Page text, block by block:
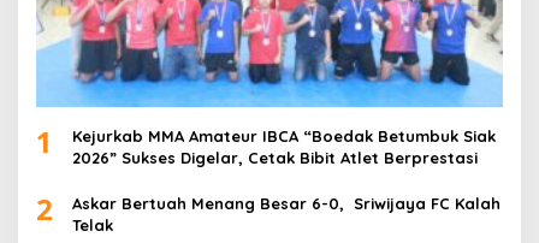
1
Kejurkab MMA Amateur IBCA “Boedak Betumbuk Siak
2026” Sukses Digelar, Cetak Bibit Atlet Berprestasi
2
Askar Bertuah Menang Besar 6-0, Sriwijaya FC Kalah
Telak